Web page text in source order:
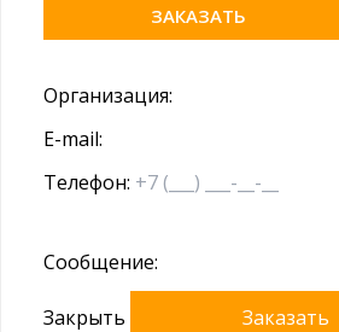
ЗАКАЗАТЬ
Организация:
E-mail:
Телефон:
Сообщение:
Закрыть Заказать